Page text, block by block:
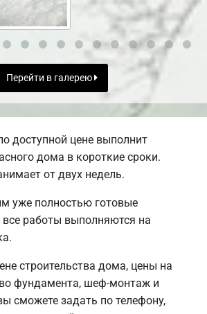
Перейти в галерею
доступной цене выполнит
дома в короткие сроки.
от двух недель.
уже полностью готовые
работы выполняются на
строительства дома, цены на
фундамента, шеф-монтаж и
сможете задать по телефону,